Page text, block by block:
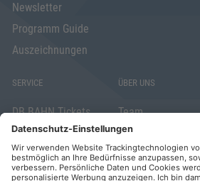
Newsletter
Programm Guide
Auszeichnungen
SERVICE
DB BAHN Tickets
Veranstaltungsunterlagen
Abo kündigen
Widerrufsrecht
ÜBER UNS
Team
Die AKADEMIE
HERKERT
FORUM VERLAG